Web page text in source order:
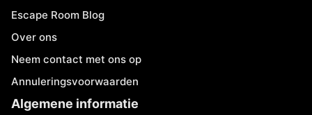
Escape Room Blog
Over ons
Neem contact met ons op
Annuleringsvoorwaarden
Algemene informatie